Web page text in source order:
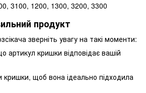
3100, 1200, 1300, 3200, 3300
продукт
зверніть увагу на такі моменти:
артикул кришки відповідає вашій
кришки, щоб вона ідеально підходила